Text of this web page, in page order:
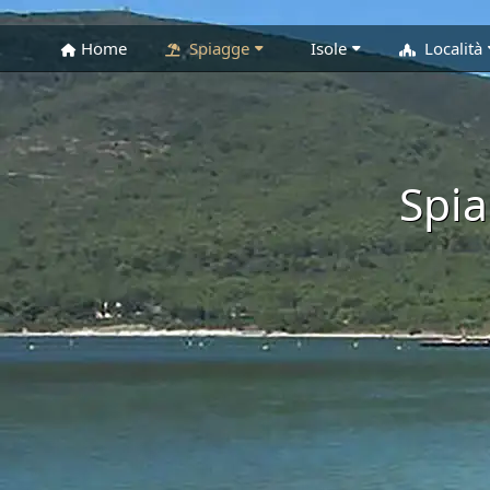
Home Spiagge Isole Località